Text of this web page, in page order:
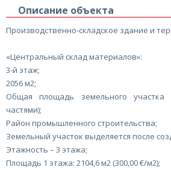
Описание объекта
Производственно-складское здание и
«Центральный склад материалов»:
3-й этаж;
2056 м2;
Общая площадь земельного участка
частями);
Район промышленного строительства;
Земельный участок выделяется после
Этажность – 3 этажа;
Площадь 1 этажа: 2104,6 м2 (300,00 €/м2);